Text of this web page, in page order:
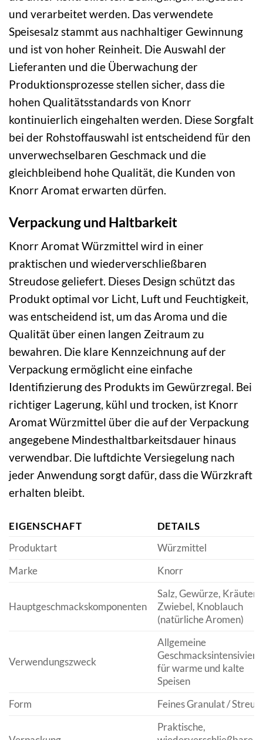
und verarbeitet werden. Das verwendete
Speisesalz stammt aus nachhaltiger Gewinnung
und ist von hoher Reinheit. Die Auswahl der
Lieferanten und die Überwachung der
Produktionsprozesse stellen sicher, dass die
hohen Qualitätsstandards von Knorr
kontinuierlich eingehalten werden. Diese Sorgfalt
bei der Rohstoffauswahl ist entscheidend für den
unverwechselbaren Geschmack und die
gleichbleibend hohe Qualität, die Kunden von
Knorr Aromat erwarten dürfen.
Verpackung und Haltbarkeit
Knorr Aromat Würzmittel wird in einer
praktischen und wiederverschließbaren
Streudose geliefert. Dieses Design schützt das
Produkt optimal vor Licht, Luft und Feuchtigkeit,
was entscheidend ist, um das Aroma und die
Qualität über einen langen Zeitraum zu
bewahren. Die klare Kennzeichnung auf der
Verpackung ermöglicht eine einfache
Identifizierung des Produkts im Gewürzregal. Bei
richtiger Lagerung, kühl und trocken, ist Knorr
Aromat Würzmittel über die auf der Verpackung
angegebene Mindesthaltbarkeitsdauer hinaus
verwendbar. Die luftdichte Versiegelung nach
jeder Anwendung sorgt dafür, dass die Würzkraft
erhalten bleibt.
EIGENSCHAFT
DETAILS
Produktart
Würzmittel
Marke
Knorr
Hauptgeschmackskomponenten
Salz, Gewürze, Kräuter,
Zwiebel, Knoblauch
(natürliche Aromen)
Verwendungszweck
Allgemeine
für warme und kalte
Speisen
Form
Feines Granulat /
Praktische,